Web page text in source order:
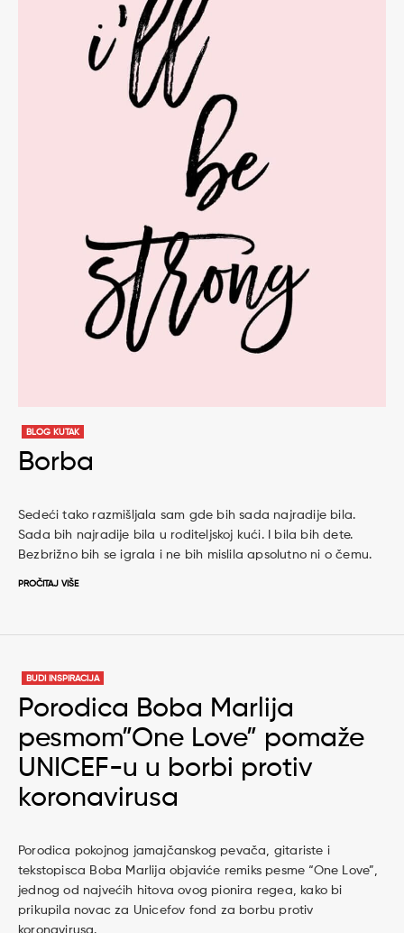
BLOG KUTAK
Borba
Sedeći tako razmišljala sam gde bih sada najradije bila.
Sada bih najradije bila u roditeljskoj kući. I bila bih dete.
Bezbrižno bih se igrala i ne bih mislila apsolutno ni o čemu.
PROČITAJ VIŠE
BUDI INSPIRACIJA
Porodica Boba Marlija
pesmom”One Love” pomaže
UNICEF-u u borbi protiv
koronavirusa
Porodica pokojnog jamajčanskog pevača, gitariste i
tekstopisca Boba Marlija objaviće remiks pesme “One Love”,
jednog od najvećih hitova ovog pionira regea, kako bi
prikupila novac za Unicefov fond za borbu protiv